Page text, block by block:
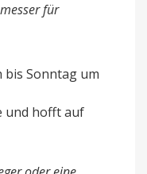
für
bis Sonntag um
und hofft auf